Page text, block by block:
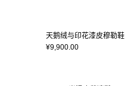
天鹅绒与印花漆皮穆勒鞋
¥9,900.00